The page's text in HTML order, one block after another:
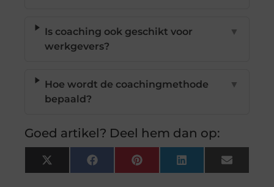
Is coaching ook geschikt voor
werkgevers?
▼
Hoe wordt de coachingmethode
bepaald?
▼
Goed artikel? Deel hem dan op:
X
(Twitter)
FacebookPinterestLinkedInEmail